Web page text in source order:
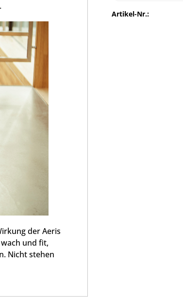
der Aeris
und fit,
Nicht stehen
Artikel-Nr.: